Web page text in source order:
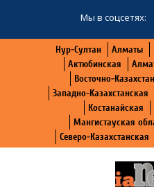
Мы в соцсетях:
Нур-Султан Алматы
Актюбинская
Восточно-
Западно-Казахстанская
Костанайская
Мангистауская
Северо-Казахстанская